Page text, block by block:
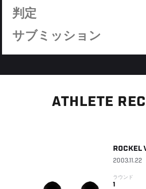
判定
サブミッション
ATHLETE
ROCKEL
2003.11.22
ラウンド
1